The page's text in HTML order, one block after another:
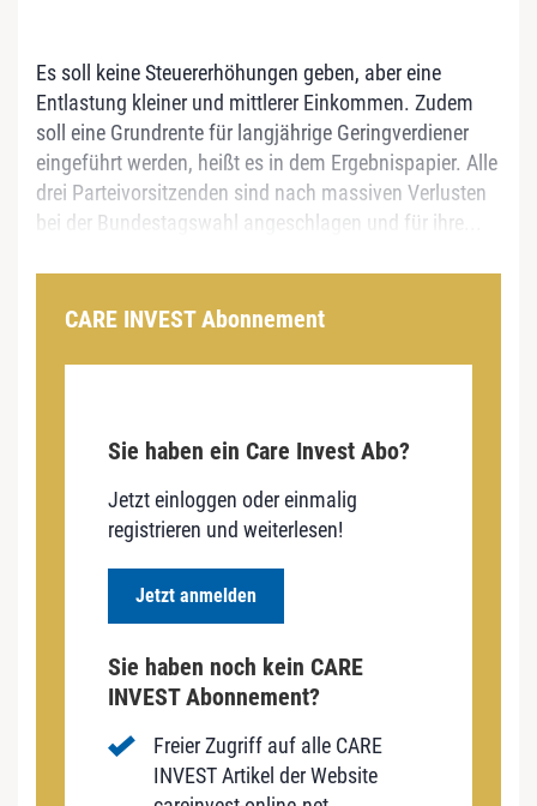
Es soll keine Steuererhöhungen geben, aber eine
Entlastung kleiner und mittlerer Einkommen. Zudem
soll eine Grundrente für langjährige Geringverdiener
eingeführt werden, heißt es in dem Ergebnispapier. Alle
drei Parteivorsitzenden sind nach massiven Verlusten
bei der Bundestagswahl angeschlagen und für ihre...
CARE INVEST Abonnement
Sie haben ein Care Invest Abo?
Jetzt einloggen oder einmalig
registrieren und weiterlesen!
Jetzt anmelden
Sie haben noch kein CARE
INVEST Abonnement?
Freier Zugriff auf alle CARE
INVEST Artikel der Website